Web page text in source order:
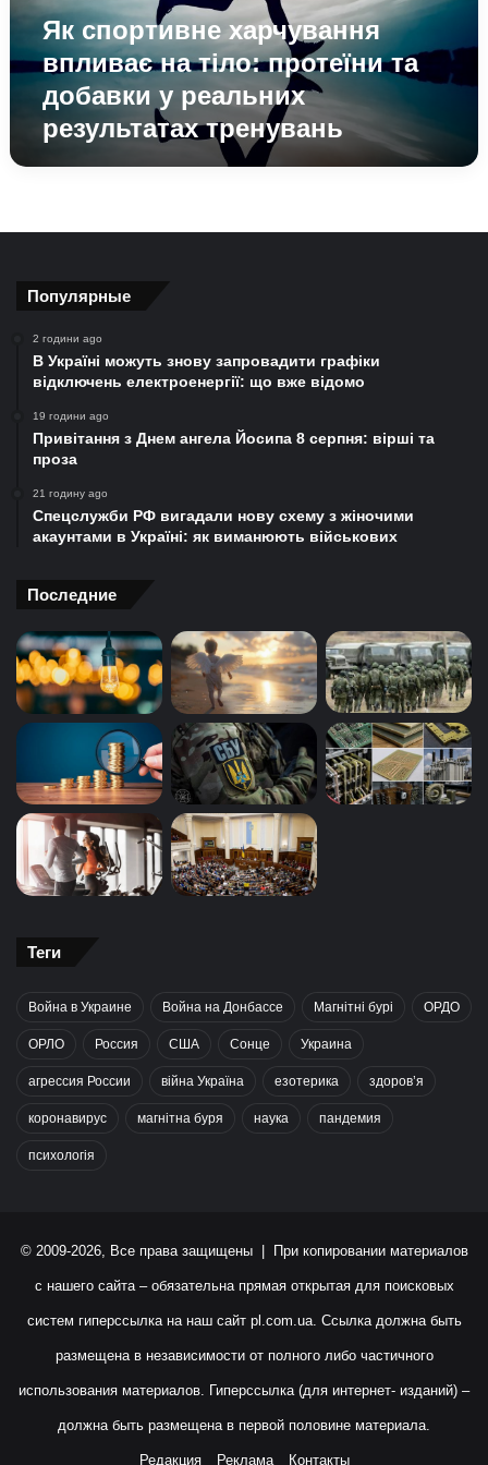
та
добавки
у
реальних
результатах
тренувань
Як спортивне харчування
впливає на тіло: протеїни та
добавки у реальних
результатах тренувань
Популярные
2 години ago
В Україні можуть знову запровадити графіки
відключень електроенергії: що вже відомо
19 години ago
Привітання з Днем ангела Йосипа 8 серпня: вірші та
проза
21 годину ago
Спецслужби РФ вигадали нову схему з жіночими
акаунтами в Україні: як виманюють військових
Последние
Теги
Война в Украине Война на Донбассе Магнітні бурі ОРДО
ОРЛО Россия США Сонце Украина
агрессия России війна Україна езотерика здоров’я
коронавирус магнітна буря наука пандемия
психологія
© 2009-2026, Все права защищены | При копировании материалов
с нашего сайта – обязательна прямая открытая для поисковых
систем гиперссылка на наш сайт pl.com.ua. Ссылка должна быть
размещена в независимости от полного либо частичного
использования материалов. Гиперссылка (для интернет- изданий) –
должна быть размещена в первой половине материала.
Редакция Реклама Контакты